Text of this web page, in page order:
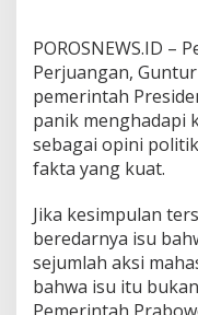
POROSNEWS.ID –
Perjuangan,
pemerintah
panik menghadapi
sebagai opini
fakta yang kuat.
Jika kesimpulan
beredarnya isu
sejumlah aksi
bahwa isu itu